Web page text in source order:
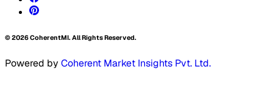
©2026CoherentMI. All Rights Reserved.
Powered by Coherent Market Insights Pvt. Ltd.